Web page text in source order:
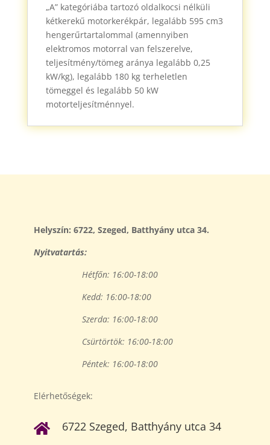
„A” kategóriába tartozó oldalkocsi nélküli
kétkerekű motorkerékpár, legalább 595 cm3
hengerűrtartalommal (amennyiben
elektromos motorral van felszerelve,
teljesítmény/tömeg aránya legalább 0,25
kW/kg), legalább 180 kg terheletlen
tömeggel és legalább 50 kW
motorteljesítménnyel.
Helyszín: 6722, Szeged, Batthyány utca 34.
Nyitvatartás:
Hétfőn: 16:00-18:00
Kedd: 16:00-18:00
Szerda: 16:00-18:00
Csürtörtök: 16:00-18:00
Péntek: 16:00-18:00
Elérhetőségek:
 6722 Szeged, Batthyány utca 34